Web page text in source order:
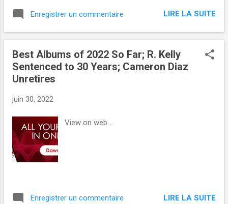
Enregistrer un commentaire LIRE LA SUITE
Best Albums of 2022 So Far; R. Kelly
Sentenced to 30 Years; Cameron Diaz
Unretires
juin 30, 2022
View on web ...
Enregistrer un commentaire LIRE LA SUITE